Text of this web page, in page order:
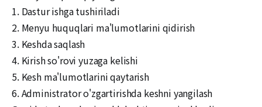
1. Dastur ishga tushiriladi
2. Menyu huquqlari ma'lumotlarini qidirish
3. Keshda saqlash
4. Kirish so'rovi yuzaga kelishi
5. Kesh ma'lumotlarini qaytarish
6. Administrator o'zgartirishda keshni yangilash